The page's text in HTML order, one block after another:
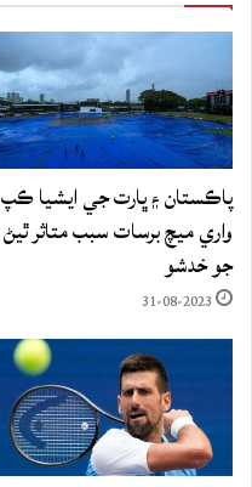
پاڪستان ۽ ڀارت جي ايشيا ڪپ
واري ميچ برسات سبب متاثر ٿيڻ
جو خدشو
31-08-2023